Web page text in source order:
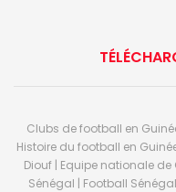
Clubs de football en
Histoire du football en
Diouf | Equipe nationale
Sénégal | Football